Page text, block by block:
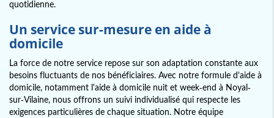
quotidienne.
Un service sur-mesure en aide à
domicile
La force de notre service repose sur son adaptation constante aux
besoins fluctuants de nos bénéficiaires. Avec notre formule d'aide à
domicile, notamment l'aide à domicile nuit et week-end à Noyal-
sur-Vilaine, nous offrons un suivi individualisé qui respecte les
exigences particulières de chaque situation. Notre équipe